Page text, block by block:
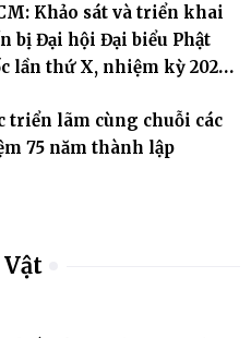
Khảo sát và triển khai
bị Đại hội Đại biểu Phật
lần thứ X, nhiệm kỳ 2026-
triển lãm cùng chuỗi các
75 năm thành lập